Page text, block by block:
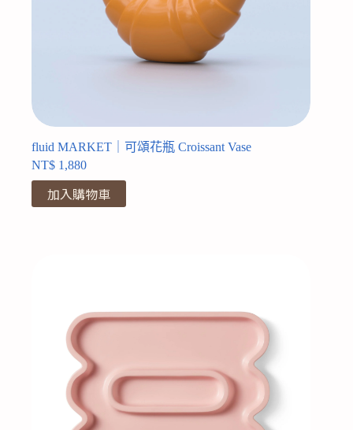
fluid MARKET｜可頌花瓶 Croissant Vase
NT$ 1,880
加入購物車